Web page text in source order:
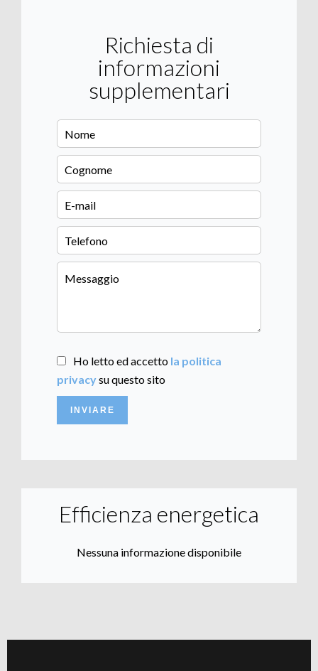
Richiesta di
informazioni
supplementari
Ho letto ed accetto la politica
privacysu questo sito
INVIARE
Efficienza energetica
Nessuna informazione disponibile